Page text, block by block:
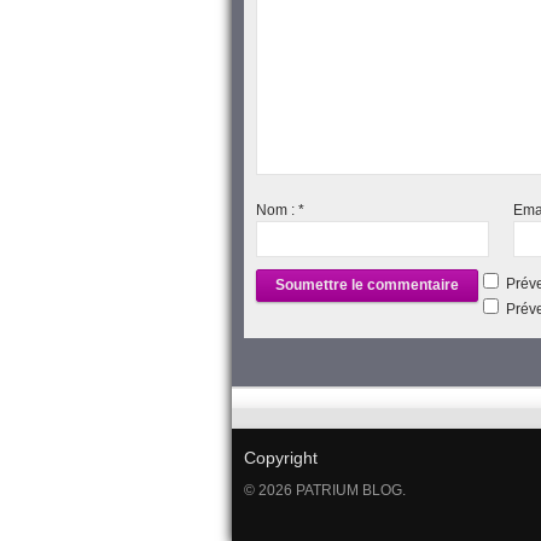
Nom : *
Copyright
© 2026 PATRIUM BLOG.